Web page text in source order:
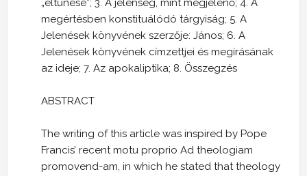
„eltűnése”; 3. A jelenség, mint megjelenő; 4. A
megértésben konstituálódó tárgyiság; 5. A
Jelenések könyvének szerzője: János; 6. A
Jelenések könyvének címzettjei és megírásának
az ideje; 7. Az apokaliptika; 8. Összegzés
ABSTRACT
The writing of this article was inspired by Pope
Francis’ recent motu proprio Ad theologiam
promovend-am, in which he stated that theology